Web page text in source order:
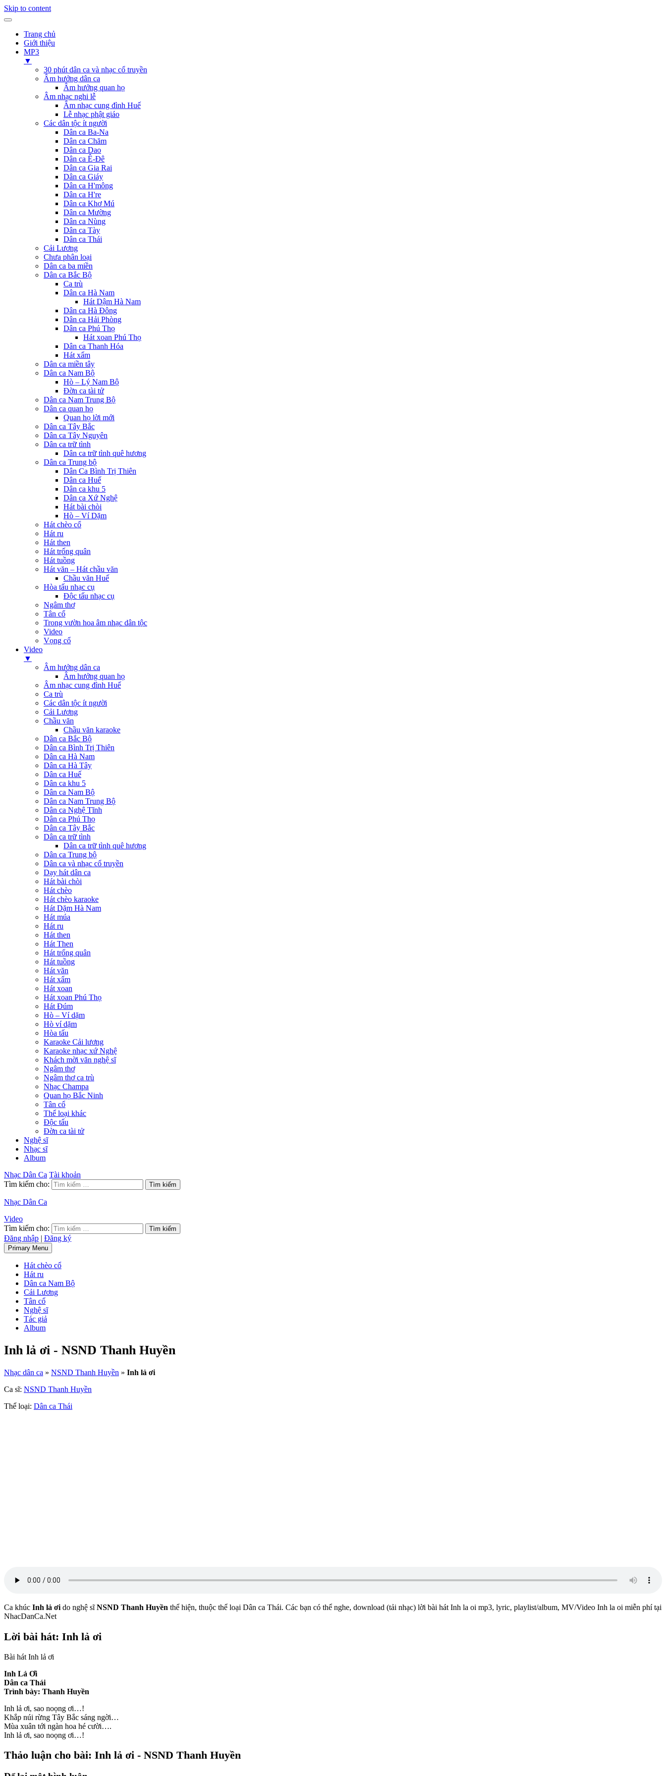
Skip to content
Trang chủ
Giới thiệu
MP3
▼
30 phút dân ca và nhạc cổ truyền
Âm hưởng dân ca
Âm hưởng quan họ
Âm nhạc nghi lễ
Âm nhạc cung đình Huế
Lễ nhạc phật giáo
Các dân tộc ít người
Dân ca Ba-Na
Dân ca Chăm
Dân ca Dao
Dân ca Ê-Đê
Dân ca Gia Rai
Dân ca Giáy
Dân ca H'mông
Dân ca H're
Dân ca Khơ Mú
Dân ca Mường
Dân ca Nùng
Dân ca Tày
Dân ca Thái
Cải Lương
Chưa phân loại
Dân ca ba miền
Dân ca Bắc Bộ
Ca trù
Dân ca Hà Nam
Hát Dậm Hà Nam
Dân ca Hà Đông
Dân ca Hải Phòng
Dân ca Phú Thọ
Hát xoan Phú Thọ
Dân ca Thanh Hóa
Hát xẩm
Dân ca miền tây
Dân ca Nam Bộ
Hò – Lý Nam Bộ
Đờn ca tài tử
Dân ca Nam Trung Bộ
Dân ca quan họ
Quan họ lời mới
Dân ca Tây Bắc
Dân ca Tây Nguyên
Dân ca trữ tình
Dân ca trữ tình quê hương
Dân ca Trung bộ
Dân Ca Bình Trị Thiên
Dân ca Huế
Dân ca khu 5
Dân ca Xứ Nghệ
Hát bài chòi
Hò – Ví Dặm
Hát chèo cổ
Hát ru
Hát then
Hát trống quân
Hát tuồng
Hát văn – Hát chầu văn
Chầu văn Huế
Hòa tấu nhạc cụ
Độc tấu nhạc cụ
Ngâm thơ
Tân cổ
Trong vườn hoa âm nhạc dân tộc
Video
Vọng cổ
Video
▼
Âm hưởng dân ca
Âm hưởng quan họ
Âm nhạc cung đình Huế
Ca trù
Các dân tộc ít người
Cải Lương
Chầu văn
Chầu văn karaoke
Dân ca Bắc Bộ
Dân ca Bình Trị Thiên
Dân ca Hà Nam
Dân ca Hà Tây
Dân ca Huế
Dân ca khu 5
Dân ca Nam Bộ
Dân ca Nam Trung Bộ
Dân ca Nghệ Tĩnh
Dân ca Phú Thọ
Dân ca Tây Bắc
Dân ca trữ tình
Dân ca trữ tình quê hương
Dân ca Trung bộ
Dân ca và nhạc cổ truyền
Dạy hát dân ca
Hát bài chòi
Hát chèo
Hát chèo karaoke
Hát Dặm Hà Nam
Hát múa
Hát ru
Hát then
Hát Then
Hát trống quân
Hát tuồng
Hát văn
Hát xẩm
Hát xoan
Hát xoan Phú Thọ
Hát Đúm
Hò – Ví dặm
Hò ví dặm
Hòa tấu
Karaoke Cải lương
Karaoke nhạc xứ Nghệ
Khách mời văn nghệ sĩ
Ngâm thơ
Ngâm thơ ca trù
Nhạc Champa
Quan họ Bắc Ninh
Tân cổ
Thể loại khác
Độc tấu
Đờn ca tài tử
Nghệ sĩ
Nhạc sĩ
Album
Nhạc Dân Ca Tài khoản
Tìm kiếm cho:
Nhạc Dân Ca
Video
Tìm kiếm cho:
Đăng nhập | Đăng ký
Primary Menu
Hát chèo cổ
Hát ru
Dân ca Nam Bộ
Cải Lương
Tân cổ
Nghệ sĩ
Tác giả
Album
Inh lả ơi - NSND Thanh Huyền
Nhạc dân ca » NSND Thanh Huyền » Inh lả ơi
Ca sĩ: NSND Thanh Huyền
Thể loại: Dân ca Thái
Ca khúc Inh lả ơido nghệ sĩNSND Thanh Huyền thể hiện, thuộc thể loại Dân ca Thái. Các bạn có thể nghe, download (tải nhạc) lời bài hát Inh la oi mp3, lyric, playlist/album, MV/Video Inh la oi miễn phí tại
NhacDanCa.Net
Lời bài hát: Inh lả ơi
Bài hát Inh lả ơi
Inh Lả Ơi
Dân ca Thái
Trình bày: Thanh Huyền
Inh lả ơi, sao noọng ơi…!
Khắp núi rừng Tây Bắc sáng ngời…
Mùa xuân tới ngàn hoa hé cười….
Inh lả ơi, sao noọng ơi…!
Thảo luận cho bài: Inh lả ơi - NSND Thanh Huyền